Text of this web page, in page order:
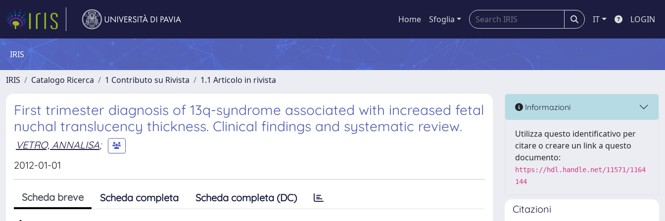
Home Sfoglia IT LOGIN
IRIS
IRIS Catalogo Ricerca 1 Contributo su Rivista 1.1 Articolo in rivista
First trimester diagnosis of 13q-syndrome associated with increased fetal
nuchal translucency thickness. Clinical findings and systematic review.
VETRO, ANNALISA;
2012-01-01
Scheda breve Scheda completa Scheda completa (DC)
Informazioni
Utilizza questo identificativo per
citare o creare un link a questo
documento:
https://hdl.handle.net/11571/1164
144
Citazioni